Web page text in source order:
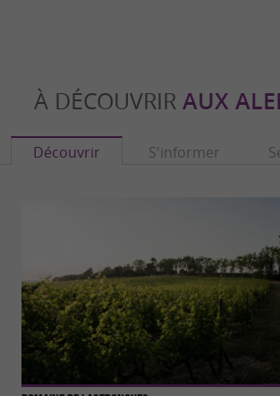
À DÉCOUVRIR AUX
Découvrir S'informer